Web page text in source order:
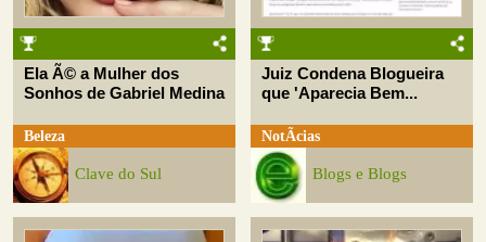
Ela Ã© a Mulher dos
Sonhos de Gabriel Medina
Beleza
Clave do Sul
Juiz Condena Blogueira
que 'Aparecia Bem...
NotÃ­cias
Blogs e Blogs